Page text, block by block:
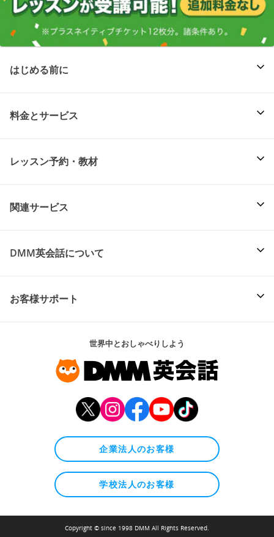
はじめる前に
料金とサービス
レッスン予約・教材
関連サービス
DMM英会話について
お客様サポート
世界中とおしゃべりしよう
企業法人のお客様
学校法人のお客様
Copyright © since 1998 DMM All Rights Reserved.